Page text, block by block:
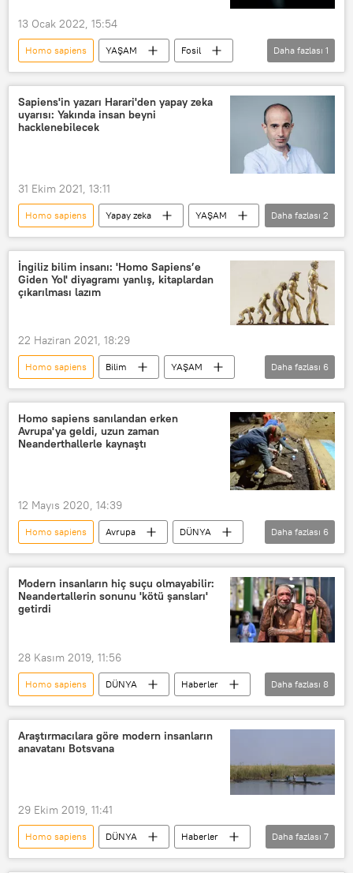
13 Ocak 2022, 15:54
Homo sapiens YAŞAM
Fosil
Modern insan
Daha fazlası 1
Sapiens'in yazarı Harari'den yapay zeka
uyarısı: Yakında insan beyni
hacklenebilecek
31 Ekim 2021, 13:11
Homo sapiens Yapay zeka
YAŞAM
Beyin
DNA
Daha fazlası 2
İngiliz bilim insanı: 'Homo Sapiens’e
Giden Yol' diyagramı yanlış, kitaplardan
çıkarılması lazım
22 Haziran 2021, 18:29
Homo sapiens Bilim
YAŞAM
Haberler
DÜNYA
evrim
Bilim insanı
Kitap
Adam Rutherford
Daha fazlası 6
Homo sapiens sanılandan erken
Avrupa'ya geldi, uzun zaman
Neanderthallerle kaynaştı
12 Mayıs 2020, 14:39
Homo sapiens Avrupa
DÜNYA
Haberler
Bilim
YAŞAM
Bulgaristan
Mağara
Neandertal
Daha fazlası 6
Modern insanların hiç suçu olmayabilir:
Neandertallerin sonunu 'kötü şansları'
getirdi
28 Kasım 2019, 11:56
Homo sapiens DÜNYA
Haberler
Bilim
YAŞAM
Neandertal
Modern insan
Yok olmak
Ölüm
Doğum
Daha fazlası 8
Araştırmacılara göre modern insanların
anavatanı Botsvana
29 Ekim 2019, 11:41
Homo sapiens DÜNYA
Haberler
Bilim
YAŞAM
Botsvana
Daha fazlası 7